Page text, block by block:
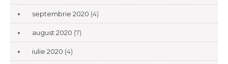
septembrie 2020 (4)
august 2020 (7)
iulie 2020 (4)